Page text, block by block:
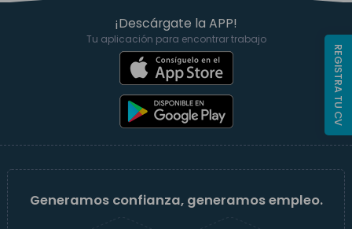
¡Descárgate la APP!
Tu aplicación para encontrar trabajo
Generamos confianza, generamos empleo.
REGISTRA TU CV